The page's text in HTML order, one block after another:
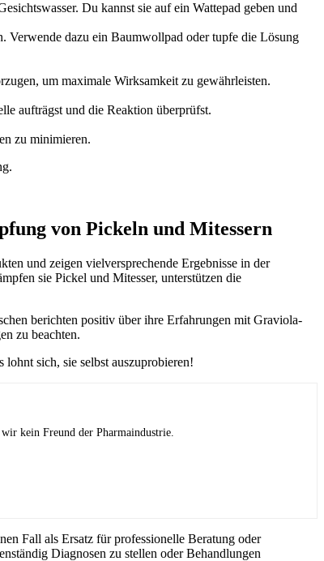
Du kannst sie auf ein Wattepad geben und
Verwende dazu ein Baumwollpad oder tupfe die Lösung
um maximale Wirksamkeit zu gewährleisten.
aufträgst und die Reaktion überprüfst.
zu minimieren.
von Pickeln und Mitessern
und zeigen vielversprechende Ergebnisse in der
sie Pickel und Mitesser, unterstützen die
berichten positiv über ihre Erfahrungen mit Graviola-
zu beachten.
sich, sie selbst auszuprobieren!
kein Freund der Pharmaindustrie.
Fall als Ersatz für professionelle Beratung oder
Diagnosen zu stellen oder Behandlungen